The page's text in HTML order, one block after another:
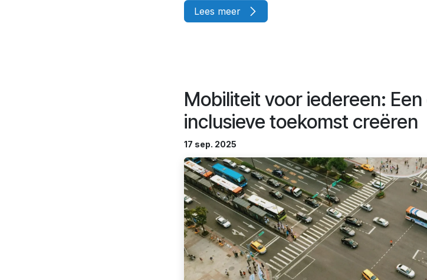
Lees meer
Mobiliteit voor iedereen:
inclusieve toekomst creëren
17 sep. 2025